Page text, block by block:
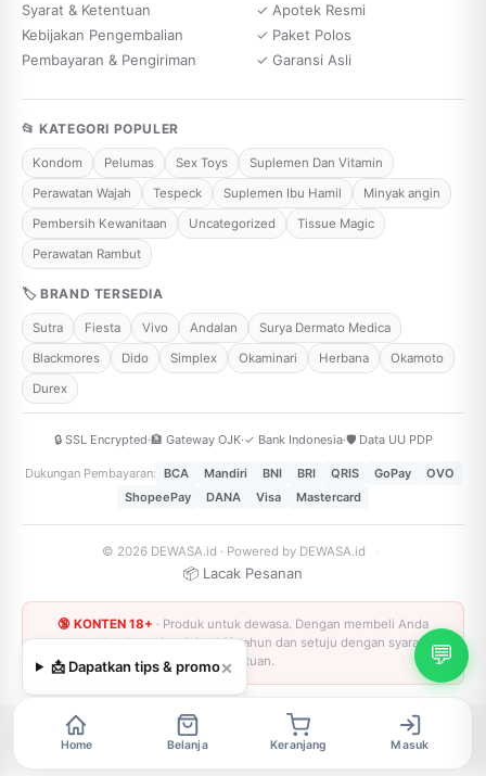
💬
Syarat & Ketentuan
Kebijakan Pengembalian
Pembayaran & Pengiriman
✓ Apotek Resmi
✓ Paket Polos
✓ Garansi Asli
📂 KATEGORI POPULER
Kondom Pelumas Sex Toys
Suplemen Dan Vitamin
Perawatan Wajah
Tespeck Suplemen Ibu Hamil
Minyak angin
Pembersih Kewanitaan
Uncategorized
Tissue Magic
Perawatan Rambut
🏷 BRAND TERSEDIA
Sutra Fiesta Vivo Andalan
Surya Dermato Medica
Blackmores
Dido Simplex Okaminari Herbana
Okamoto
Durex
🔒 SSL Encrypted·🏦 Gateway OJK·✓ Bank Indonesia·🛡️ Data UU PDP
Dukungan Pembayaran: BCA Mandiri BNI BRI QRIS GoPay
OVO
ShopeePay
DANA Visa Mastercard
© 2026 DEWASA.id · Powered by DEWASA.id ·
📦 Lacak Pesanan
🔞 KONTEN 18+ · Produk untuk dewasa. Dengan membeli Anda
menyatakan berusia minimal 18 tahun dan setuju dengan syarat &
ketentuan.
📩 Dapatkan tips & promo×
Home Belanja Keranjang Masuk